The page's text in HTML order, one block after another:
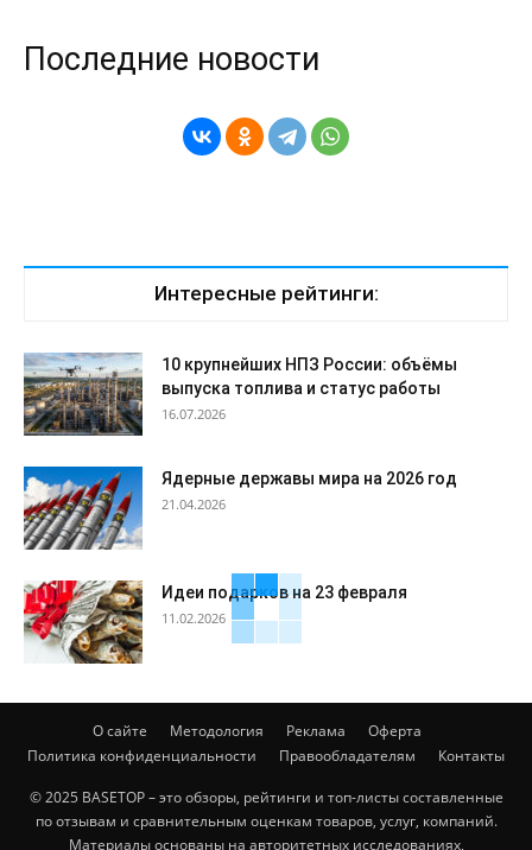
Последние новости
Интересные рейтинги:
10 крупнейших НПЗ России: объёмы
выпуска топлива и статус работы
16.07.2026
Ядерные державы мира на 2026 год
21.04.2026
Идеи подарков на 23 февраля
11.02.2026
О сайте Методология Реклама
Оферта
Политика конфиденциальности
Правообладателям Контакты
© 2025 BASETOP – это обзоры, рейтинги и топ-листы составленные
по отзывам и сравнительным оценкам товаров, услуг, компаний.
Материалы основаны на авторитетных исследованиях,